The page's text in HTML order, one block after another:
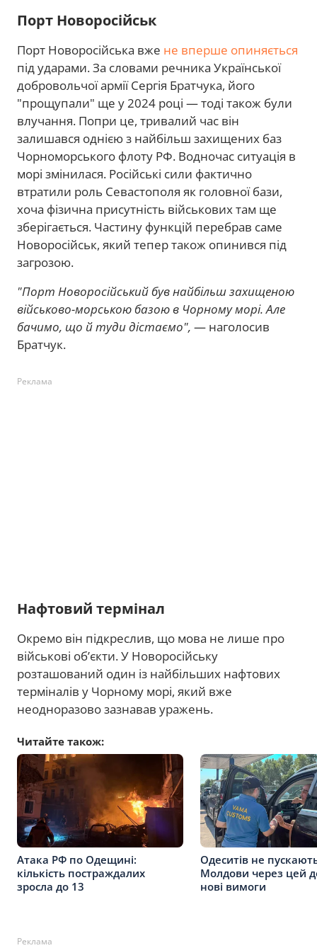
Порт Новоросійськ
Порт Новоросійська вже не вперше опиняється
під ударами. За словами речника Української
добровольчої армії Сергія Братчука, його
"прощупали" ще у 2024 році — тоді також були
влучання. Попри це, тривалий час він
залишався однією з найбільш захищених баз
Чорноморського флоту РФ. Водночас ситуація в
морі змінилася. Російські сили фактично
втратили роль Севастополя як головної бази,
хоча фізична присутність військових там ще
зберігається. Частину функцій перебрав саме
Новоросійськ, який тепер також опинився під
загрозою.
"Порт Новоросійський був найбільш захищеною
військово-морською базою в Чорному морі. Але
бачимо, що й туди дістаємо", — наголосив
Братчук.
Реклама
Нафтовий термінал
Окремо він підкреслив, що мова не лише про
військові об’єкти. У Новоросійську
розташований один із найбільших нафтових
терміналів у Чорному морі, який вже
неодноразово зазнавав уражень.
Читайте також:
Атака РФ по Одещині:
кількість постраждалих
зросла до 13
Одеситів не
Молдови через цей
нові вимоги
Реклама